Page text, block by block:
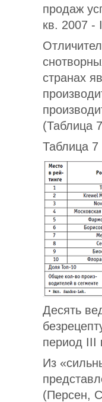
продаж
кв. 2007 -
странах
(Таблица
Таблица 7
Десять
период III
Из
(Персен,